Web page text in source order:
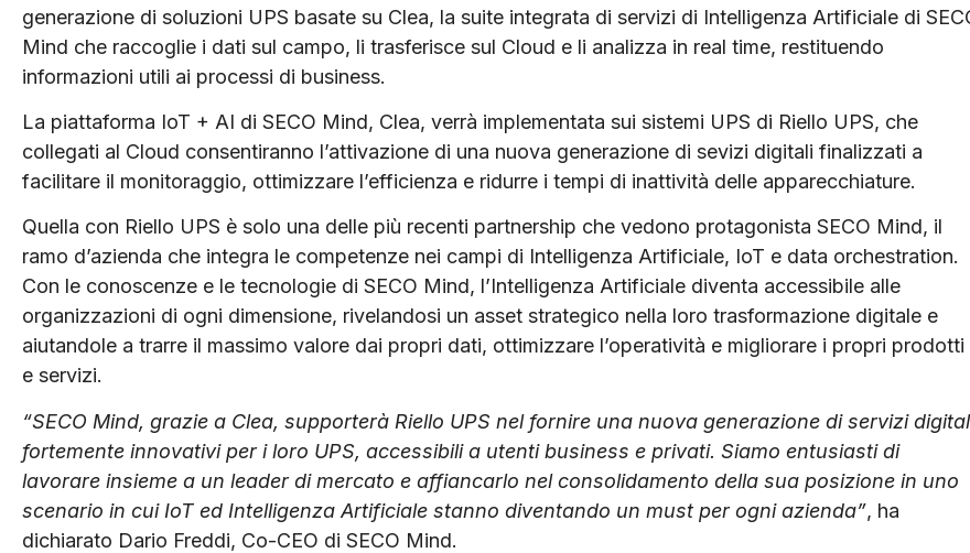
generazione di soluzioni UPS basate su Clea, la suite integrata di servizi di Intelligenza Artificiale di
Mind che raccoglie i dati sul campo, li trasferisce sul Cloud e li analizza in real time, restituendo
informazioni utili ai processi di business.
La piattaforma IoT + AI di SECO Mind, Clea, verrà implementata sui sistemi UPS di Riello UPS, che
collegati al Cloud consentiranno l’attivazione di una nuova generazione di sevizi digitali finalizzati a
facilitare il monitoraggio, ottimizzare l’efficienza e ridurre i tempi di inattività delle apparecchiature.
Quella con Riello UPS è solo una delle più recenti partnership che vedono protagonista SECO Mind, il
ramo d’azienda che integra le competenze nei campi di Intelligenza Artificiale, IoT e data orchestration.
Con le conoscenze e le tecnologie di SECO Mind, l’Intelligenza Artificiale diventa accessibile alle
organizzazioni di ogni dimensione, rivelandosi un asset strategico nella loro trasformazione digitale e
aiutandole a trarre il massimo valore dai propri dati, ottimizzare l’operatività e migliorare i propri prodotti
e servizi.
“SECO Mind, grazie a Clea, supporterà Riello UPS nel fornire una nuova generazione di servizi
fortemente innovativi per i loro UPS, accessibili a utenti business e privati. Siamo entusiasti di
lavorare insieme a un leader di mercato e affiancarlo nel consolidamento della sua posizione in uno
scenario in cui IoT ed Intelligenza Artificiale stanno diventando un must per ogni azienda”, ha
dichiarato Dario Freddi, Co-CEO di SECO Mind.